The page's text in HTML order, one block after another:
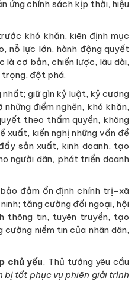
ứng chính sách kịp thời, hiệu
khó khăn, kiên định mục
nỗ lực lớn, hành động quyết
là cơ bản, chiến lược, lâu dài,
trọng, đột phá.
giữ gìn kỷ luật, kỷ cương
điểm nghẽn, khó khăn,
theo thẩm quyền, không
xuất, kiến nghị những vấn đề
sản xuất, kinh doanh, tạo
người dân, phát triển doanh
đảm ổn định chính trị-xã
tăng cường đối ngoại, hội
thông tin, tuyên truyền, tạo
niềm tin của nhân dân,
chủ yếu, Thủ tướng yêu cầu
tốt phục vụ phiên giải trình